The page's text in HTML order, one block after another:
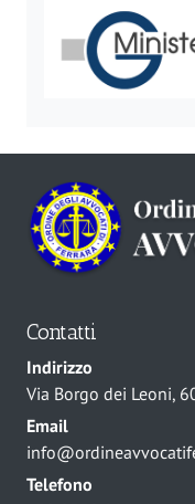
Contatti
Indirizzo
Via Borgo dei Leoni,
Email
Telefono